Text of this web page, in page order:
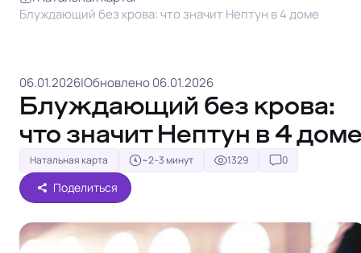
Блуждающий без крова: что значит Нептун в 4 доме
06.01.2026|Обновлено 06.01.2026
Блуждающий без крова:
что значит Нептун в 4
Натальная карта ~2–3 минут 1329 0
Поделиться